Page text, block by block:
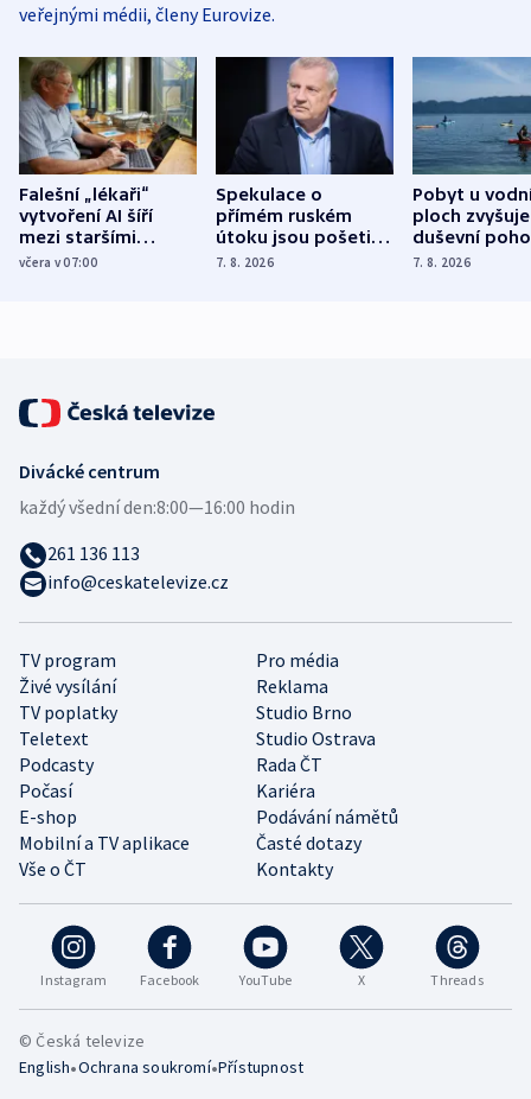
veřejnými médii, členy Eurovize.
Falešní „lékaři“
vytvoření AI šíří
mezi staršími
Poláky nebezpečné
včera v 07:00
Spekulace o
přímém ruském
útoku jsou pošetilé,
míní estonský
7. 8. 2026
Pobyt u
ploch zvyšuje
duševní
ukázala
7. 8. 2026
Instagram Facebook YouTube X Threads
TV program
Pro média
Živé vysílání
Reklama
TV poplatky
Studio Brno
Teletext
Studio Ostrava
Podcasty
Rada ČT
Počasí
Kariéra
E-shop
Podávání námětů
Mobilní a TV aplikace
Časté dotazy
Vše o ČT
Kontakty
Divácké centrum
každý všední den:8:00—16:00 hodin
261 136 113
info@ceskatelevize.cz
© Česká televize
English•Ochrana soukromí•Přístupnost